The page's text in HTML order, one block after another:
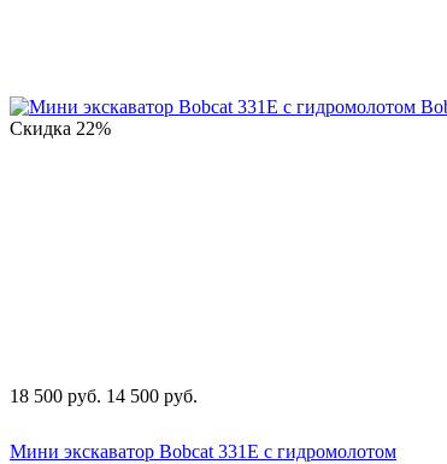
Скидка 22%
18 500 руб. 14 500 руб.
Мини экскаватор Bobcat 331E с гидромолотом